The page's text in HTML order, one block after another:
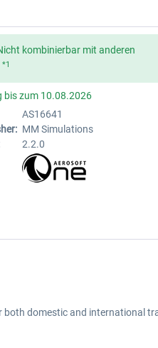
kombinierbar mit anderen
*1
bis zum 10.08.2026
AS16641
MM Simulations
2.2.0
both domestic and international